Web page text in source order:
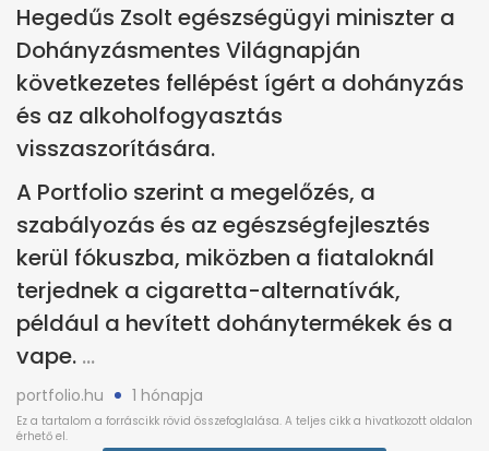
Hegedűs Zsolt egészségügyi miniszter a
Dohányzásmentes Világnapján
következetes fellépést ígért a dohányzás
és az alkoholfogyasztás
visszaszorítására.
A Portfolio szerint a megelőzés, a
szabályozás és az egészségfejlesztés
kerül fókuszba, miközben a fiataloknál
terjednek a cigaretta-alternatívák,
például a hevített dohánytermékek és a
vape.
portfolio.hu 1 hónapja